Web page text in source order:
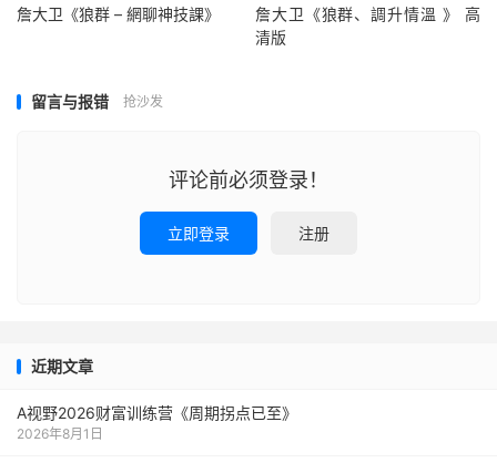
詹大卫《狼群 – 網聊神技課》
詹大卫《狼群、調升情‬溫 》 高
清版
留言与报错 抢沙发
评论前必须登录！
立即登录 注册
近期文章
A视野2026财富训练营《周期拐点已至》
2026年8月1日